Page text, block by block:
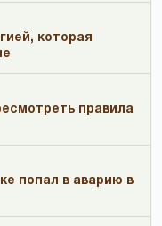
которая
правила
попал в аварию в